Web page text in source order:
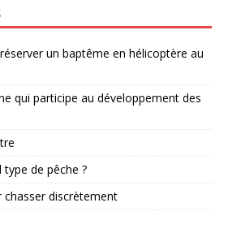
un baptême en hélicoptère au
qui participe au développement des
de pêche ?
chasser discrètement